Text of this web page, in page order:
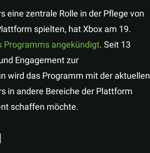
eine zentrale Rolle in der Pflege von
spielten, hat Xbox am 19.
Programms angekündigt. Seit 13
Engagement zur
wird das Programm mit der aktuellen
in andere Bereiche der Plattform
schaffen möchte.